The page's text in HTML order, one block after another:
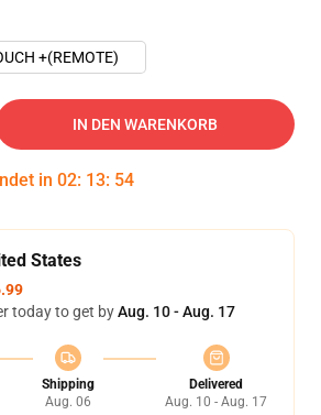
+(REMOTE)
IN DEN WARENKORB
in 02: 13: 54
States
today to get byAug. 10 - Aug. 17
Shipping
Aug. 06
Delivered
Aug. 10 - Aug. 17